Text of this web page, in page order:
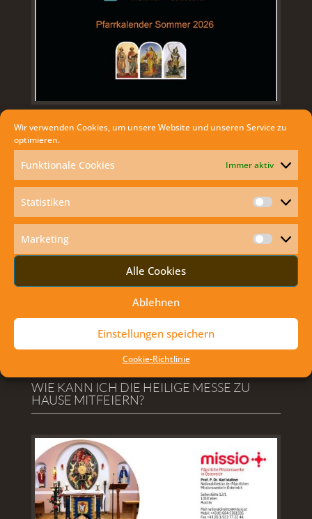
Wir verwenden Cookies, um unsere Website und unseren Service zu
optimieren.
Funktionale Cookies Immer aktiv
Statistiken
Marketing
Alle Cookies
Ablehnen
Einstellungen speichern
Cookie-Richtlinie
AKTUELLES
Exodus mit dem Kisi Club Marchegg
Anbetung und danach Klostergrill
Familien und Jugendmesse in der Bahnhofkirche
Verabschiedung von Bruder Benedict Charbel
FOLLOW US ON FACEBOOK
Facebook
WIE KANN ICH DIE HEILIGE MESSE ZU
HAUSE MITFEIERN?